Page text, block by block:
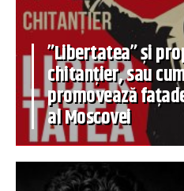
”Libertatea” și
chitanțier, sau
promovează
al Moscovei